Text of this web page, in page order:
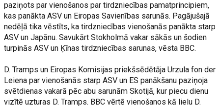
paziņots par vienošanos par tirdzniecības pamatprincipiem,
kas panākta ASV un Eiropas Savienības sarunās. Pagājušajā
nedēļā tika vēstīts, ka tirdzniecības vienošanās panākta starp
ASV un Japānu. Savukārt Stokholmā vakar sākās un šodien
turpinās ASV un Ķīnas tirdzniecības sarunas, vēsta BBC.
D. Tramps un Eiropas Komisijas priekšsēdētāja Urzula fon der
Leiena par vienošanās starp ASV un ES panākšanu paziņoja
svētdienas vakarā pēc abu sarunām Skotijā, kur piecu dienu
vizītē uzturas D. Tramps. BBC vērtē vienošanos kā lielu D.